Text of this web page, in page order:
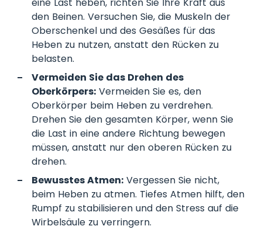
den Beinen. Versuchen Sie, die Muskeln der
Oberschenkel und des Gesäßes für das
Heben zu nutzen, anstatt den Rücken zu
belasten.
Vermeiden Sie das Drehen des
Oberkörpers: Vermeiden Sie es, den
Oberkörper beim Heben zu verdrehen.
Drehen Sie den gesamten Körper, wenn Sie
die Last in eine andere Richtung bewegen
müssen, anstatt nur den oberen Rücken zu
drehen.
Bewusstes Atmen: Vergessen Sie nicht,
beim Heben zu atmen. Tiefes Atmen hilft, den
Rumpf zu stabilisieren und den Stress auf die
Wirbelsäule zu verringern.